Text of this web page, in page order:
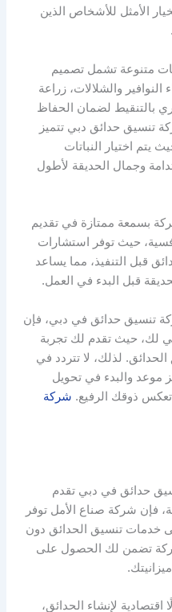
الأمثل للأشخاص الذين
متنوعة تشمل تصميم
والشلالات، زراعة
بالتنقيط لضمان الحفاظ
تنسيق حدائق دبي تتميز
يتم اختيار النباتات
وجمال الحديقة لأطول
بسمعة ممتازة في تقديم
حيث توفر استشارات
قبل التنفيذ، مما يساعد
قبل البدء في العمل.
تنسيق حدائق في دبي، فإن
لك، حيث تقدم لك تجربة
لذلك، لا تتردد في
موعد والبدء في تحويل
ذوقك الرفيع. شركة
حدائق في دبي تقدم
فإن شركة صناع الأمل توفر
خدمات تنسيق الحدائق دون
تضمن لك الحصول على
لإنشاء الحدائق،